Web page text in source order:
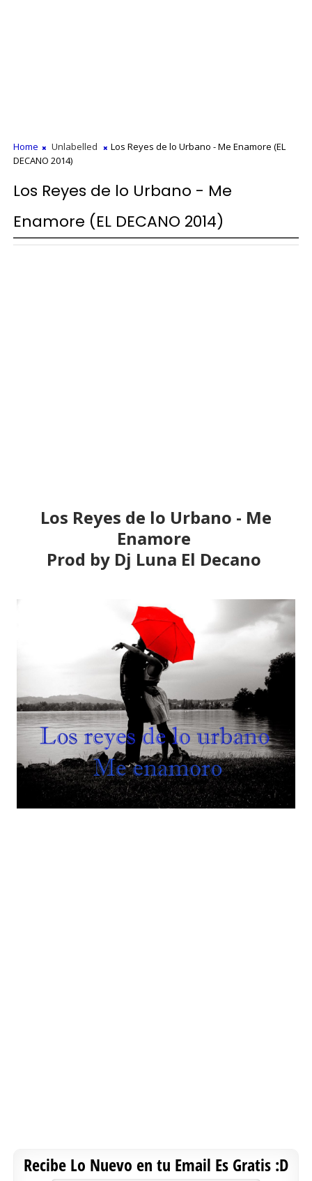
Home Unlabelled
Los Reyes de lo Urbano - Me Enamore (EL
DECANO 2014)
Los Reyes de lo Urbano - Me
Enamore (EL DECANO 2014)
Los Reyes de lo Urbano - Me
Enamore
Prod by Dj Luna El Decano
Recibe Lo Nuevo en tu Email Es Gratis :D